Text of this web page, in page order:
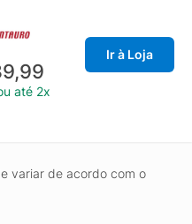
até 2x
Ir à Loja
variar de acordo com o